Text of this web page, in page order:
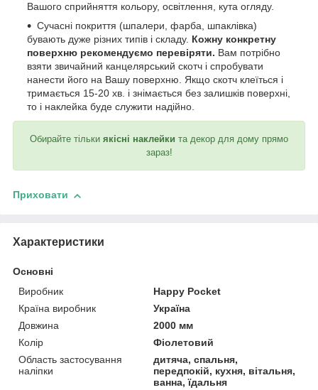
Вашого сприйняття кольору, освітлення, кута огляду.
Сучасні покриття (шпалери, фарба, шпаклівка)
бувають дуже різних типів і складу. Кожну конкретну
поверхню рекомендуємо перевіряти. Вам потрібно
взяти звичайний канцелярський скотч і спробувати
нанести його на Вашу поверхню. Якщо скотч клеїться і
тримається 15-20 хв. і знімається без залишків поверхні,
то і наклейка буде служити надійно.
Обирайте тільки якісні наклейки та декор для дому прямо
зараз!
Приховати
Характеристики
Основні
Виробник
Happy Pocket
Країна виробник
Україна
Довжина
2000 мм
Колір
Фіолетовий
Область застосування
наліпки
дитяча, спальня,
передпокій, кухня, вітальня,
ванна, їдальня